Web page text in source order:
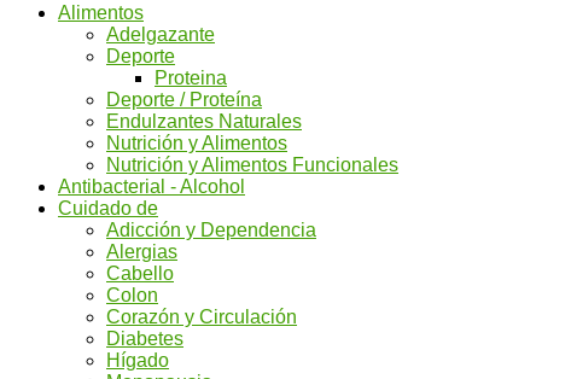
Alimentos
Adelgazante
Deporte
Proteina
Deporte / Proteína
Endulzantes Naturales
Nutrición y Alimentos
Nutrición y Alimentos Funcionales
Antibacterial - Alcohol
Cuidado de
Adicción y Dependencia
Alergias
Cabello
Colon
Corazón y Circulación
Diabetes
Hígado